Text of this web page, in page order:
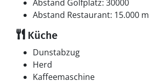
Abstand Golfplatz: 30000
Abstand Restaurant: 15.000 m
Küche
Dunstabzug
Herd
Kaffeemaschine